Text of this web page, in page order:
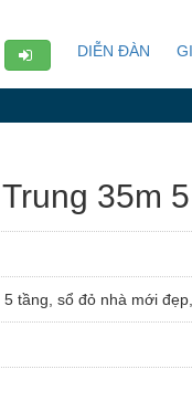
DIỄN ĐÀN
35m
tầng, sổ đỏ nhà mới